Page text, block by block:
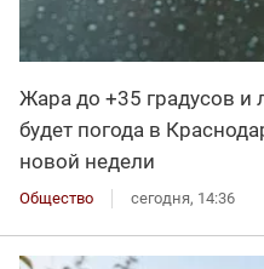
Жара до +35 градусов и
будет погода в
новой недели
Общество сегодня, 14:36